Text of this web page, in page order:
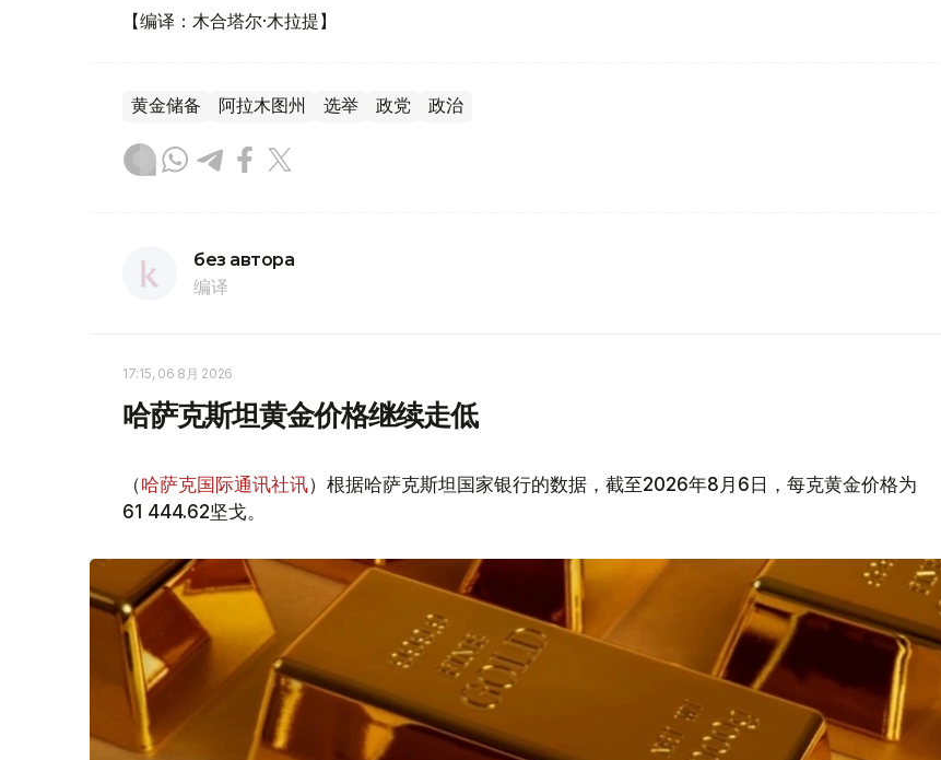
【编译：木合塔尔·木拉提】
黄金储备 阿拉木图州 选举 政党 政治
без автора
编译
17:15, 06 8月 2026
哈萨克斯坦黄金价格继续走低
（哈萨克国际通讯社讯）根据哈萨克斯坦国家银行的数据，截至2026年8月6日，每克黄金价格为
61 444.62坚戈。